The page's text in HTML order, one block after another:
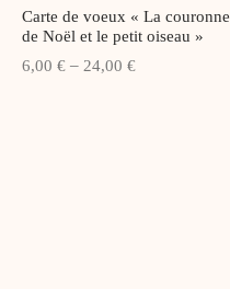
Carte de voeux « La couronne
de Noël et le petit oiseau »
6,00 € – 24,00 €
Sur Mesure
& Allumettes
& Pin’s
Notes
Planning